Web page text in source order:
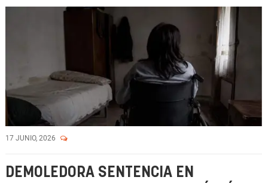
17 JUNIO, 2026
DEMOLEDORA SENTENCIA EN